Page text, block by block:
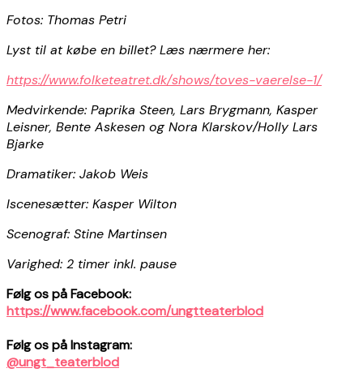
Fotos: Thomas Petri
Lyst til at købe en billet? Læs nærmere her:
https://www.folketeatret.dk/shows/toves-vaerelse-1/
Medvirkende: Paprika Steen, Lars Brygmann, Kasper
Leisner, Bente Askesen og Nora Klarskov/Holly Lars
Bjarke
Dramatiker: Jakob Weis
Iscenesætter: Kasper Wilton
Scenograf: Stine Martinsen
Varighed: 2 timer inkl. pause
Følg os på Facebook:
https://www.facebook.com/ungtteaterblod
Følg os på Instagram:
@ungt_teaterblod